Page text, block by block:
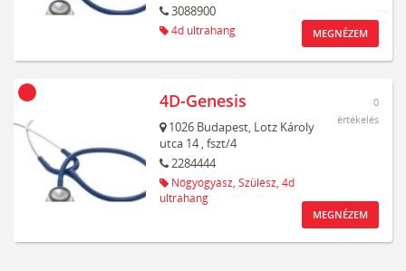
3088900
4d ultrahang MEGNÉZEM
4D-Genesis
1026 Budapest, Lotz Károly
utca 14, fszt/4
2284444
Nőgyógyász, Szülész, 4d
ultrahang
0
értékelés
MEGNÉZEM